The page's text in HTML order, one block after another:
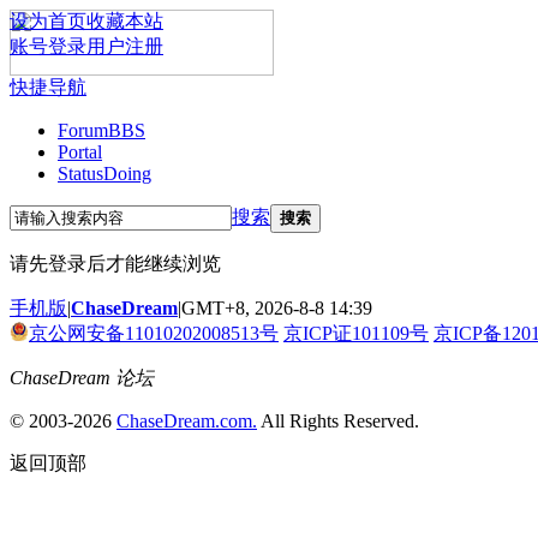
设为首页收藏本站
账号登录用户注册
快捷导航
ForumBBS
Portal
StatusDoing
搜索 搜索
请先登录后才能继续浏览
手机版|ChaseDream|GMT+8, 2026-8-8 14:39
京公网安备11010202008513号 京ICP证101109号 京ICP备
ChaseDream 论坛
© 2003-2026 ChaseDream.com. All Rights Reserved.
返回顶部